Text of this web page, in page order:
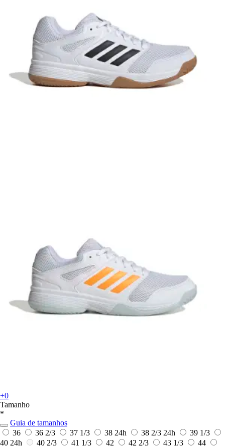
+0
Tamanho
*
Guia de tamanhos
36
36 2/3 37 1/3 38 24h 38 2/3 24h
39 1/3
40 24h 40 2/3 41 1/3 42 42 2/3 43 1/3
44